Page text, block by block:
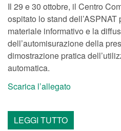
Il 29 e 30 ottobre, il Centro
ospitato lo stand
materiale informativo e la
dell’automisurazione della
dimostrazione pratica
automatica.
Scarica l’allegato
LEGGI TUTTO